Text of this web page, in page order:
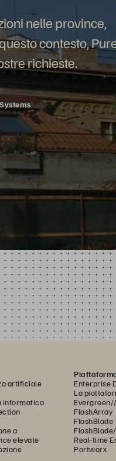
nelle province,
contesto,
richieste.
artificiale
informatica
a
elevate
Enterprise
La
FlashArray
FlashBlade
Real-time
Portworx